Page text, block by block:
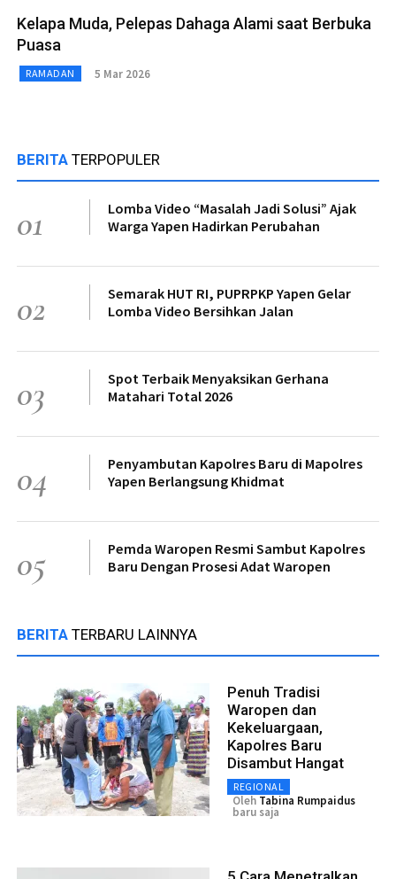
Kelapa Muda, Pelepas Dahaga Alami saat Berbuka
Puasa
RAMADAN 5 Mar 2026
BERITA TERPOPULER
01
Lomba Video “Masalah Jadi Solusi” Ajak
Warga Yapen Hadirkan Perubahan
02
Semarak HUT RI, PUPRPKP Yapen Gelar
Lomba Video Bersihkan Jalan
03
Spot Terbaik Menyaksikan Gerhana
Matahari Total 2026
04
Penyambutan Kapolres Baru di Mapolres
Yapen Berlangsung Khidmat
05
Pemda Waropen Resmi Sambut Kapolres
Baru Dengan Prosesi Adat Waropen
BERITA TERBARU LAINNYA
Penuh Tradisi
Waropen dan
Kekeluargaan,
Kapolres Baru
Disambut Hangat
REGIONAL
Oleh Tabina Rumpaidus
baru saja